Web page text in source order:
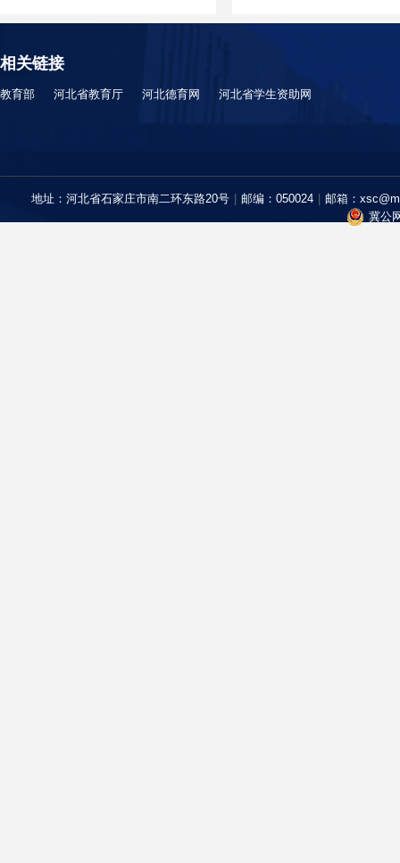
相关链接
教育部 河北省教育厅 河北德育网 河北省学生资助网
地址：河北省石家庄市南二环东路20号 邮编：050024
邮箱：
冀公